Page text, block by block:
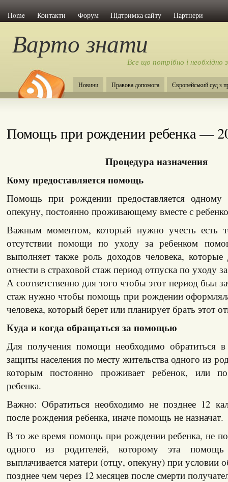
Home Контакти Форум Підтримка сайту Партнери
Варто знати
Все що потрібно і
Новини Правова допомога Європейський суд з
Помощь при рождении ребенка —
Процедура назначения
Кому предоставляется помощь
Помощь при рождении предоставляется одному
опекуну, постоянно проживающему вместе с
Важным моментом, который нужно учесть есть
отсутствии помощи по уходу за ребенком
выполняет также роль доходов человека,
отнести в страховой стаж период отпуска по уходу
А соответственно для того чтобы этот период был
стаж нужно чтобы помощь при рождении
человека, который берет или планирует брать этот
Куда и когда обращаться за помощью
Для получения помощи необходимо обратиться в
защиты населения по месту жительства одного из
которым постоянно проживает ребенок, или
ребенка.
Важно: Обратиться необходимо не позднее 12
после рождения ребенка, иначе помощь не назначат.
В то же время помощь при рождении ребенка, не
одного из родителей, которому эта помощь
выплачивается матери (отцу, опекуну) при условии
позднее чем через 12 месяцев после смерти